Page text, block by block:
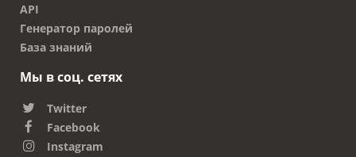
API
Генератор паролей
База знаний
Мы в соц. сетях
Twitter
Facebook
Instagram